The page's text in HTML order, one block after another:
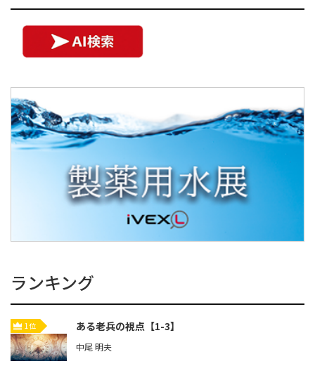
ランキング
1位 ある老兵の視点【1-3】
中尾 明夫